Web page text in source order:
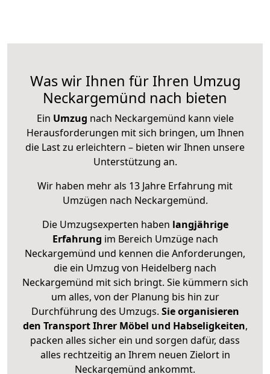
Was wir Ihnen für Ihren Umzug
Neckargemünd nach bieten
Ein Umzug nach Neckargemünd kann viele
Herausforderungen mit sich bringen, um Ihnen
die Last zu erleichtern – bieten wir Ihnen unsere
Unterstützung an.
Wir haben mehr als 13 Jahre Erfahrung mit
Umzügen nach Neckargemünd.
Die Umzugsexperten haben langjährige
Erfahrung im Bereich Umzüge nach
Neckargemünd und kennen die Anforderungen,
die ein Umzug von Heidelberg nach
Neckargemünd mit sich bringt. Sie kümmern sich
um alles, von der Planung bis hin zur
Durchführung des Umzugs. Sie organisieren
den Transport Ihrer Möbel und Habseligkeiten,
packen alles sicher ein und sorgen dafür, dass
alles rechtzeitig an Ihrem neuen Zielort in
Neckargemünd ankommt.